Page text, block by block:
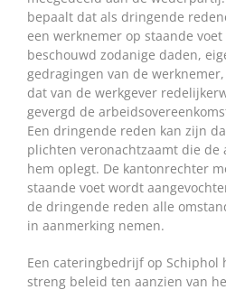
bepaalt dat als dringende
een werknemer op staande
beschouwd zodanige daden,
gedragingen van de
dat van de werkgever
gevergd de
Een dringende reden kan zijn
plichten veronachtzaamt die de
hem oplegt. De kantonrechter
staande voet wordt
de dringende reden alle
in aanmerking nemen.
Een cateringbedrijf op Schiphol
streng beleid ten aanzien van